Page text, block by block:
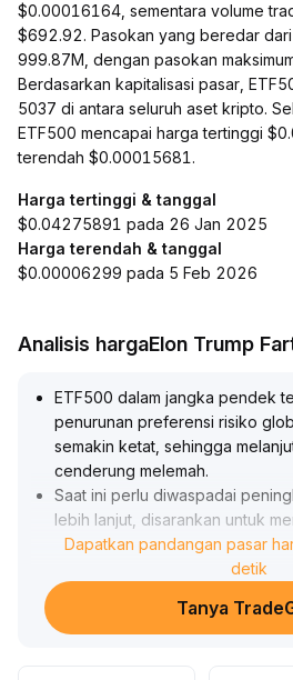
$0.00016164, sementara volume
$692.92. Pasokan yang beredar
999.87M, dengan pasokan
Berdasarkan kapitalisasi pasar,
5037 di antara seluruh aset kripto.
ETF500 mencapai harga tertinggi
terendah $0.00015681.
Harga tertinggi & tanggal
$0.04275891 pada 26 Jan 2025
Harga terendah & tanggal
$0.00006299 pada 5 Feb 2026
Analisis hargaElon Trump
ETF500 dalam jangka pendek
penurunan preferensi risiko
semakin ketat, sehingga
cenderung melemah.
Saat ini perlu diwaspadai
lebih lanjut, disarankan untuk
hati-hati dan menunggu hingga
Dalam jangka menengah,
makro dan risiko kredit masih
menunjukkan tanda-tanda
Dapatkan pandangan pasar
detik
Tanya